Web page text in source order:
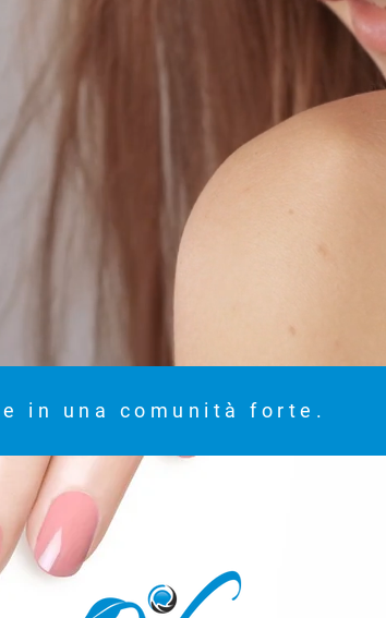
in una comunità forte.